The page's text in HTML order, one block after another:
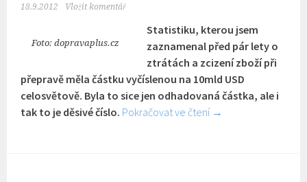
18.9.2012 Vložit komentář
Foto: dopravaplus.cz
Statistiku, kterou jsem
zaznamenal před pár lety o
ztrátách a zcizení zboží při
přepravě měla částku vyčíslenou na 10mld USD
celosvětově. Byla to sice jen odhadovaná částka, ale i
tak to je děsivé číslo. Pokračovat ve čtení →